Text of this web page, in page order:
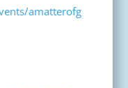
amatterofg